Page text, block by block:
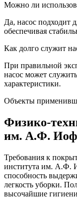
Можно ли
Да, насос подходит
обеспечивая
Как долго служит
При правильной
насос может
характеристики.
Объекты
Физико-
им. А.Ф.
Требования к
института им. А.Ф.
способность
легкость уборки.
высочайшие